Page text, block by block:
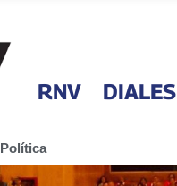
RNV DIALES
Política